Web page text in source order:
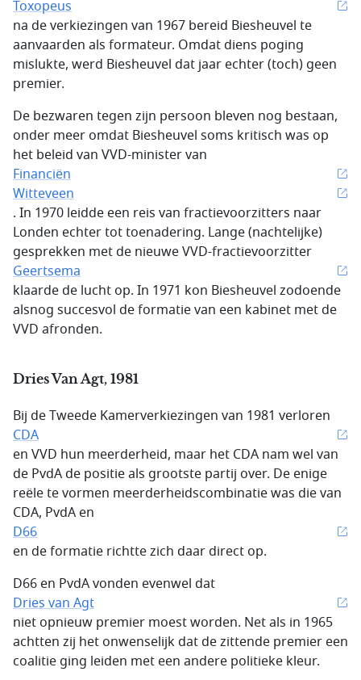
Toxopeus
na de verkiezingen van 1967 bereid Biesheuvel te
aanvaarden als formateur. Omdat diens poging
mislukte, werd Biesheuvel dat jaar echter (toch) geen
premier.
De bezwaren tegen zijn persoon bleven nog bestaan,
onder meer omdat Biesheuvel soms kritisch was op
het beleid van VVD-minister van
Financiën
Witteveen
. In 1970 leidde een reis van fractievoorzitters naar
Londen echter tot toenadering. Lange (nachtelijke)
gesprekken met de nieuwe VVD-fractievoorzitter
Geertsema
klaarde de lucht op. In 1971 kon Biesheuvel zodoende
alsnog succesvol de formatie van een kabinet met de
VVD afronden.
Dries Van Agt, 1981
Bij de Tweede Kamerverkiezingen van 1981 verloren
CDA
en VVD hun meerderheid, maar het CDA nam wel van
de PvdA de positie als grootste partij over. De enige
reële te vormen meerderheidscombinatie was die van
CDA, PvdA en
D66
en de formatie richtte zich daar direct op.
D66 en PvdA vonden evenwel dat
Dries van Agt
niet opnieuw premier moest worden. Net als in 1965
achtten zij het onwenselijk dat de zittende premier een
coalitie ging leiden met een andere politieke kleur.